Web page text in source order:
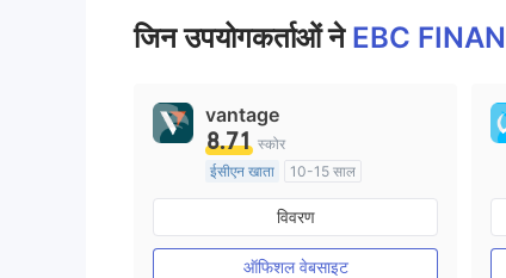
जिन उपयोगकर्ताओं ने EBC
vantage
8.71 स्कोर
ईसीएन खाता
10-15 साल
ऑस्ट्रेलिया विनियमन
मार्केट मेकिंग (एमएम)
मुख्य-लेबल MT4
विवरण
ऑफिशल वेबसाइट